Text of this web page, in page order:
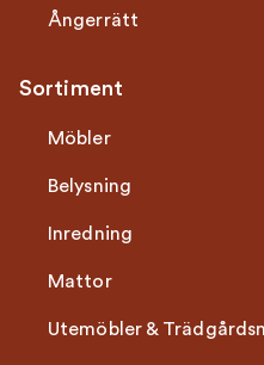
Ångerrätt
Sortiment
Möbler
Belysning
Inredning
Mattor
Utemöbler &